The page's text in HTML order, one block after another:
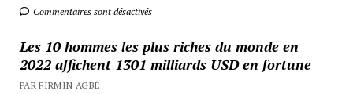
Commentaires sont désactivés
Les 10 hommes les plus riches du monde en
2022 affichent 1301 milliards USD en fortune
PAR FIRMIN AGBÉ